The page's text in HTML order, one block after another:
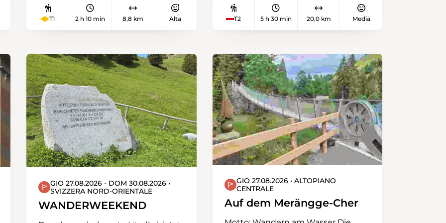
Fuchshözli hoch. Entlang dem
Eichenholz-Wald und durch den
Weiher». Im zweiten Abschnitt der
Wanderung erfreuen wir uns den
vielen schönen Ausblicken über die
Thur hinweg. Nach einem
Abstecher zum kleinen Bösensee ist
es nicht mehr weit zur Bahn- und
Bushaltestelle Thalheim-Altikon.
Nach der Wanderung besteht die
Möglichkeit das Mittagessen im
Restaurant Bahnhof einzunehmen.
T1 2 h 10 min 8,8 km Alta
die Kulisse zu diesem
Naturspektakel. Tag 2: Besonders
der Schweiz»: Der Creux du Van.
Eine natürliche Felsenarena mit
gewaltigem Ausmass: 160 Meter
hohe, senkrechte Felswände
umschliessen einen vier Kilometer
langen und etwa einen Kilometer
breiten Talkessel.
T2 5 h 30 min 20,0 km Media
GIO 27.08.2026 - DOM 30.08.2026 •
SVIZZERA NORD-ORIENTALE
WANDERWEEKEND
GIO 27.08.2026 • ALTOPIANO
CENTRALE
Auf dem Merängge-Cher